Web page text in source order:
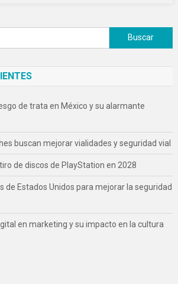
Buscar:
de trata en México y su alarmante
buscan mejorar vialidades y seguridad vial
de discos de PlayStation en 2028
de Estados Unidos para mejorar la seguridad
en marketing y su impacto en la cultura